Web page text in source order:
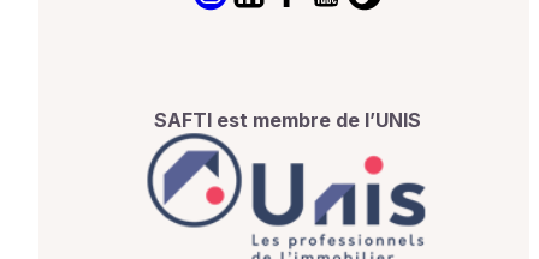
SAFTI est membre de l’UNIS